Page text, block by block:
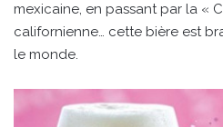
mexicaine, en passant par la «
californienne… cette bière est
le monde.